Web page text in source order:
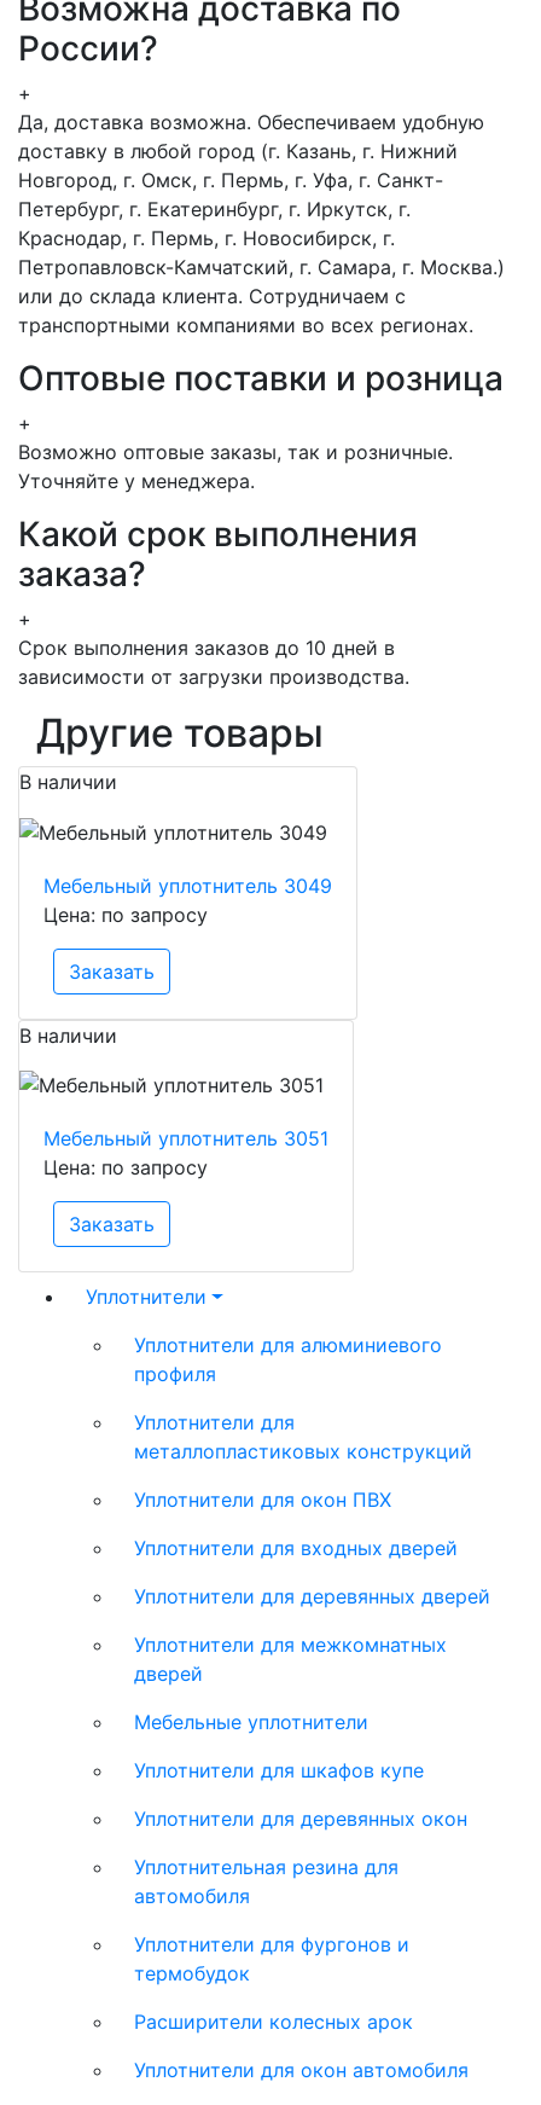
Возможна доставка по
России?
+
Да, доставка возможна. Обеспечиваем удобную
доставку в любой город (г. Казань, г. Нижний
Новгород, г. Омск, г. Пермь, г. Уфа, г. Санкт-
Петербург, г. Екатеринбург, г. Иркутск, г.
Краснодар, г. Пермь, г. Новосибирск, г.
Петропавловск-Камчатский, г. Самара, г. Москва.)
или до склада клиента. Сотрудничаем с
транспортными компаниями во всех регионах.
Оптовые поставки и розница
+
Возможно оптовые заказы, так и розничные.
Уточняйте у менеджера.
Какой срок выполнения
заказа?
+
Срок выполнения заказов до 10 дней в
зависимости от загрузки производства.
Другие товары
В наличии
Мебельный уплотнитель 3049
Цена: по запросу
Заказать
В наличии
Мебельный уплотнитель 3051
Цена: по запросу
Заказать
Уплотнители
Уплотнители для алюминиевого
профиля
Уплотнители для
металлопластиковых конструкций
Уплотнители для окон ПВХ
Уплотнители для входных дверей
Уплотнители для деревянных дверей
Уплотнители для межкомнатных
дверей
Мебельные уплотнители
Уплотнители для шкафов купе
Уплотнители для деревянных окон
Уплотнительная резина для
автомобиля
Уплотнители для фургонов и
термобудок
Расширители колесных арок
Уплотнители для окон автомобиля